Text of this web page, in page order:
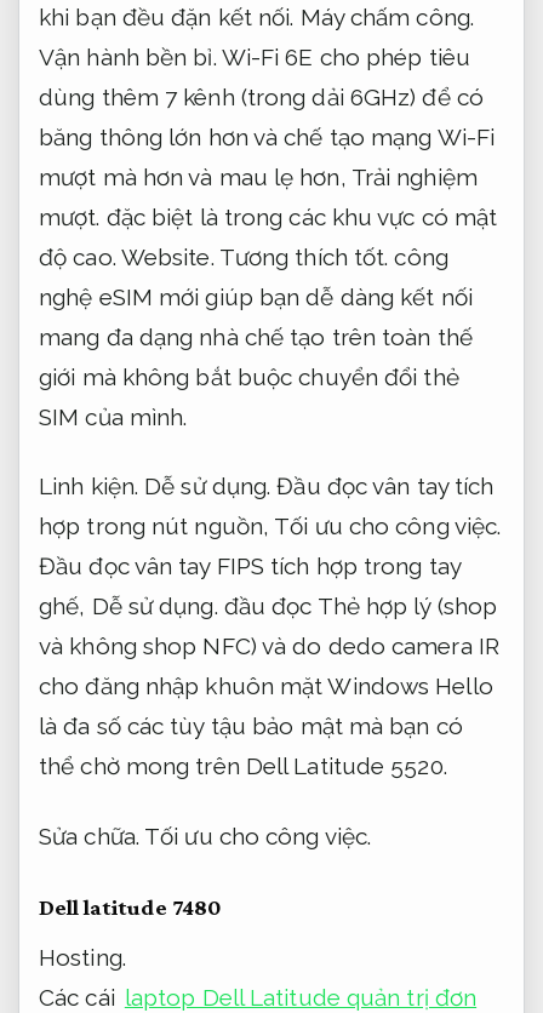
khi bạn đều đặn kết nối. Máy chấm công.
Vận hành bền bỉ. Wi-Fi 6E cho phép tiêu
dùng thêm 7 kênh (trong dải 6GHz) để có
băng thông lớn hơn và chế tạo mạng Wi-Fi
mượt mà hơn và mau lẹ hơn, Trải nghiệm
mượt. đặc biệt là trong các khu vực có mật
độ cao. Website. Tương thích tốt. công
nghệ eSIM mới giúp bạn dễ dàng kết nối
mang đa dạng nhà chế tạo trên toàn thế
giới mà không bắt buộc chuyển đổi thẻ
SIM của mình.
Linh kiện. Dễ sử dụng. Đầu đọc vân tay tích
hợp trong nút nguồn, Tối ưu cho công việc.
Đầu đọc vân tay FIPS tích hợp trong tay
ghế, Dễ sử dụng. đầu đọc Thẻ hợp lý (shop
và không shop NFC) và do dedo camera IR
cho đăng nhập khuôn mặt Windows Hello
là đa số các tùy tậu bảo mật mà bạn có
thể chờ mong trên Dell Latitude 5520.
Sửa chữa. Tối ưu cho công việc.
Dell latitude 7480
Hosting.
Các cái laptop Dell Latitude quản trị đơn